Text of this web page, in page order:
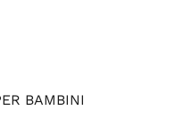
BAMBINI